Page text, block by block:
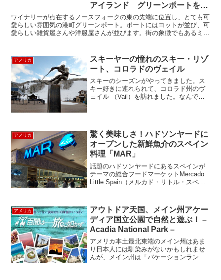
アイランド グリーンポートを訪
ねる～
ワイナリーが点在するノースフォークの東の先端に位置し、とても可
愛らしい雰囲気の港町グリーンポート。ポートにはヨットが並び、可
愛らしい雑貨屋さんや洋服屋さんが並びます。街の象徴でもあるミッ
アメリカ
スキーヤーの憧れのスキー・リゾ
ート、コロラドのヴェイル
スキーのシーズンがやってきました。ス
キー好きに連れられて、コロラド州のヴ
ェイル （Vail）を訪れました。なんで
ースしかあいていませ...
アメリカ
驚く美味しさ！ハドソンヤードに
オープンした新鮮魚介のスペイン
料理「MAR」
話題のハドソンヤードにあるスペインが
テーマの総合フードマーケットMercado
Little Spain（メルカド・リトル・スペイ
スペイン語で海という意味で、レスト...
アメリカ
アウトドア天国、メイン州アケー
ディア国立公園で自然と遊ぶ！ –
Acadia National Park –
アメリカ本土最北東端のメイン州はあま
り日本人には馴染みがないかもしれませ
んが、メイン州は「バケーションラン